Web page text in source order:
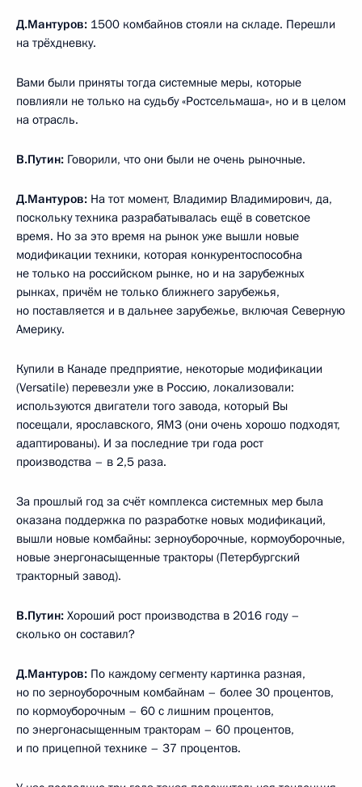
Д.Мантуров: 1500 комбайнов стояли на складе. Перешли
на трёхдневку.
Вами были приняты тогда системные меры, которые
повлияли не только на судьбу «Ростсельмаша», но и в целом
на отрасль.
В.Путин: Говорили, что они были не очень рыночные.
Д.Мантуров: На тот момент, Владимир Владимирович, да,
поскольку техника разрабатывалась ещё в советское
время. Но за это время на рынок уже вышли новые
модификации техники, которая конкурентоспособна
не только на российском рынке, но и на зарубежных
рынках, причём не только ближнего зарубежья,
но поставляется и в дальнее зарубежье, включая Северную
Америку.
Купили в Канаде предприятие, некоторые модификации
(Versatile) перевезли уже в Россию, локализовали:
используются двигатели того завода, который Вы
посещали, ярославского, ЯМЗ (они очень хорошо подходят,
адаптированы). И за последние три года рост
производства – в 2,5 раза.
За прошлый год за счёт комплекса системных мер была
оказана поддержка по разработке новых модификаций,
вышли новые комбайны: зерноуборочные, кормоуборочные,
новые энергонасыщенные тракторы (Петербургский
тракторный завод).
В.Путин: Хороший рост производства в 2016 году –
сколько он составил?
Д.Мантуров: По каждому сегменту картинка разная,
но по зерноуборочным комбайнам – более 30 процентов,
по кормоуборочным – 60 с лишним процентов,
по энергонасыщенным тракторам – 60 процентов,
и по прицепной технике – 37 процентов.